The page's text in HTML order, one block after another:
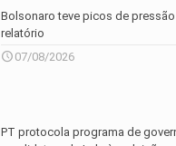
Bolsonaro teve picos de
relatório
07/08/2026
PT protocola programa de